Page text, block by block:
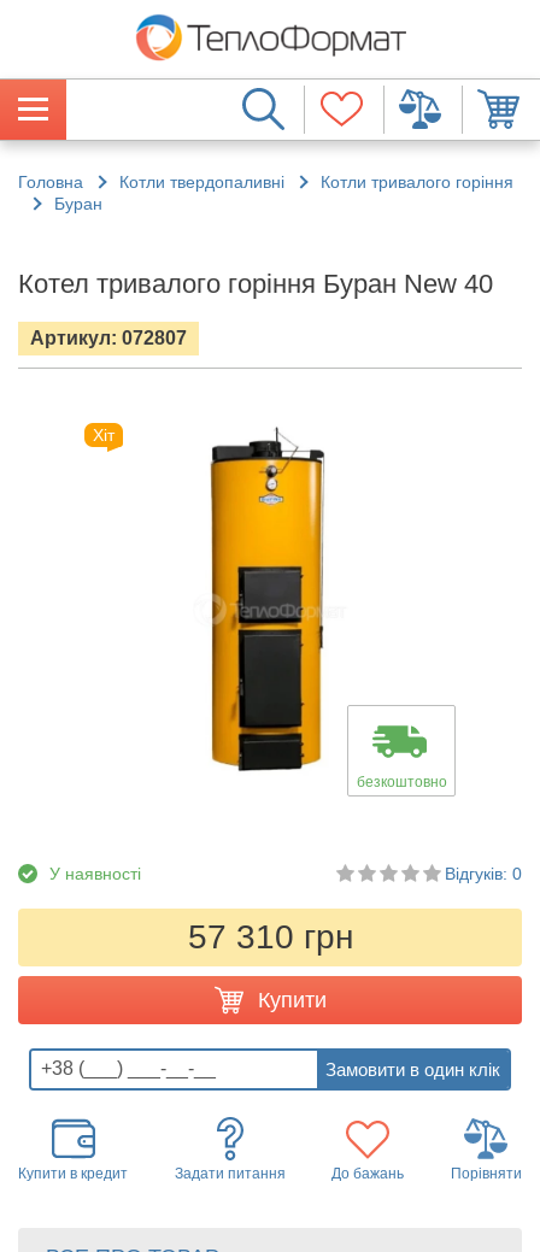
Головна Котли твердопаливні
Котли тривалого горіння
Буран
Котел тривалого горіння Буран New 40
Артикул: 072807
Хіт
безкоштовно
У наявності Відгуків: 0
57 310 грн
Купити
Купити в кредит Задати питання До бажань Порівняти